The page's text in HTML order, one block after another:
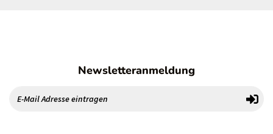
Newsletteranmeldung